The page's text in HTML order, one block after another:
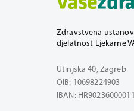
Zdravstvena
djelatnost Ljekarne
Utinjska 40, Zagreb
OIB: 10698224903
IBAN: